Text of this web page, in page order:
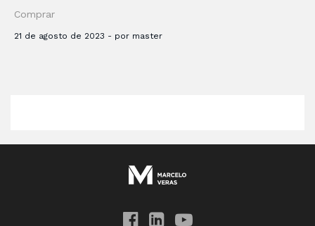
Comprar
21 de agosto de 2023 - por master